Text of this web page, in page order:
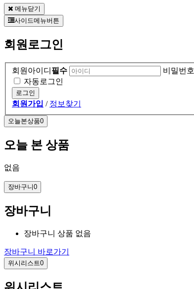
메뉴닫기
사이드메뉴버튼
회원로그인
회원아이디 필수 비밀번호
자동로그인
회원가입 / 정보찾기
오늘본상품0
오늘 본 상품
없음
장바구니0
장바구니
장바구니 상품 없음
장바구니 바로가기
위시리스트0